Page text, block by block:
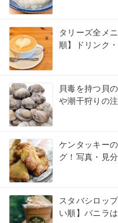
タリーズ全メ
順】ドリンク
貝毒を持つ貝
や潮干狩りの
ケンタッキー
グ！写真・見
スタバシロッ
い順】バニラは